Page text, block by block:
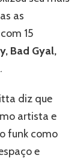
as
15
Bad Gyal,
.
diz que
artista e
funk como
e